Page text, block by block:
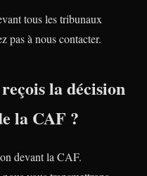
tous les tribunaux
pas à nous contacter.
la décision
la CAF ?
devant la CAF.